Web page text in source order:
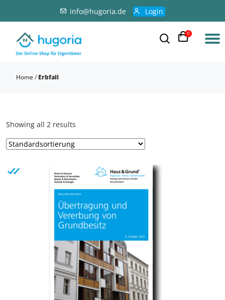
info@hugoria.de Login
0
Home / Erbfall
Showing all 2 results